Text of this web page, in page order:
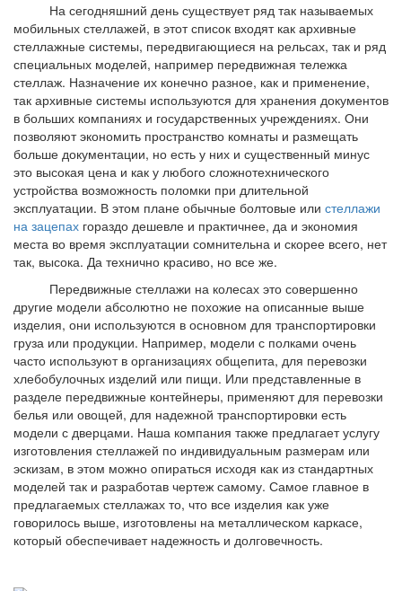
На сегодняшний день существует ряд так называемых
мобильных стеллажей, в этот список входят как архивные
стеллажные системы, передвигающиеся на рельсах, так и ряд
специальных моделей, например передвижная тележка
стеллаж. Назначение их конечно разное, как и применение,
так архивные системы используются для хранения документов
в больших компаниях и государственных учреждениях. Они
позволяют экономить пространство комнаты и размещать
больше документации, но есть у них и существенный минус
это высокая цена и как у любого сложнотехнического
устройства возможность поломки при длительной
эксплуатации. В этом плане обычные болтовые или стеллажи
на зацепах гораздо дешевле и практичнее, да и экономия
места во время эксплуатации сомнительна и скорее всего, нет
так, высока. Да технично красиво, но все же.
Передвижные стеллажи на колесах это совершенно
другие модели абсолютно не похожие на описанные выше
изделия, они используются в основном для транспортировки
груза или продукции. Например, модели с полками очень
часто используют в организациях общепита, для перевозки
хлебобулочных изделий или пищи. Или представленные в
разделе передвижные контейнеры, применяют для перевозки
белья или овощей, для надежной транспортировки есть
модели с дверцами. Наша компания также предлагает услугу
изготовления стеллажей по индивидуальным размерам или
эскизам, в этом можно опираться исходя как из стандартных
моделей так и разработав чертеж самому. Самое главное в
предлагаемых стеллажах то, что все изделия как уже
говорилось выше, изготовлены на металлическом каркасе,
который обеспечивает надежность и долговечность.